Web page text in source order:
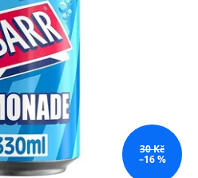
30 Kč
–16 %